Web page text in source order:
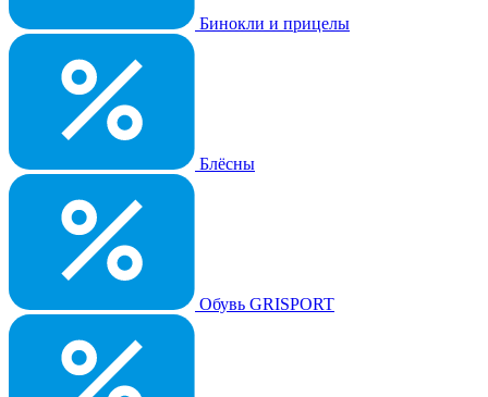
Бинокли и прицелы
Блёсны
Обувь GRISPORT